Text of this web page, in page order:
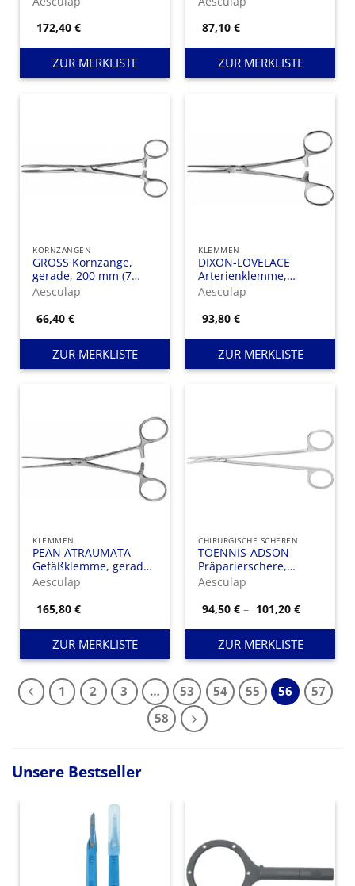
Hartmetall,
stumpf/stumpf, 165
172,40€
ZUR MERKLISTE
87,10€
ZUR MERKLISTE
KORNZANGEN
GROSS Kornzange,
gerade, 200 mm (7
7/8″), gerieft,
Durchsteckschluss, mit
Sperre
Aesculap
66,40€
ZUR MERKLISTE
KLEMMEN
DIXON-LOVELACE
Arterienklemme,
gerade, 160 mm (6
1/4″), feingliedrig,
stumpf
Aesculap
93,80€
ZUR MERKLISTE
KLEMMEN
PEAN ATRAUMATA
Gefäßklemme, gerade,
155 mm (6″), DE
BAKEY-Zahnung,
Maullänge: 50 mm
Aesculap
165,80€
ZUR MERKLISTE
CHIRURGISCHE SCHEREN
TOENNIS-ADSON
Präparierschere,
gebogen, feines
stumpf/stumpf, 175
Aesculap
94,50€ – 101,20€
94,50 €
bis
101,20 €
ZUR MERKLISTE
1 2 3 … 53 54 55 56
57
58
Unsere Bestseller